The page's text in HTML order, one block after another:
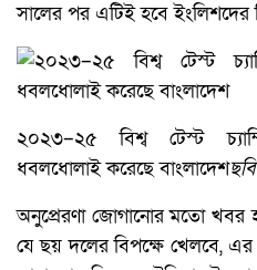
সালের পর এটিই হবে ইংলিশদের
২০২৩–২৫ বিশ্ব টেস্ট
ধবলধোলাই করেছে বাংলাদেশ
অনুপ্রেরণা জোগানোর মতো খবর
যে ছয় দলের বিপক্ষে খেলবে, এর